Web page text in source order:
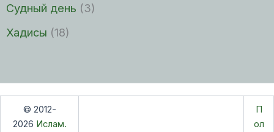
Судный день (3)
Хадисы (18)
© 2012-
2026 Ислам.
П
ол